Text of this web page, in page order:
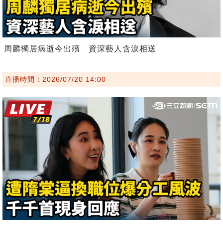
周麟獨居病逝今出殯 資深藝人含淚相送
直播時間：2026/07/20 14:00